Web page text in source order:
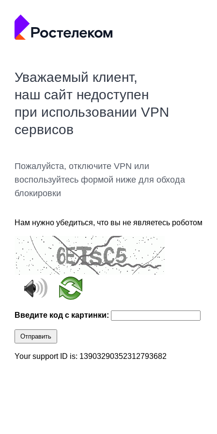
Уважаемый клиент,
наш сайт недоступен
при использовании VPN
сервисов
Пожалуйста, отключите VPN или
воспользуйтесь формой ниже для обхода
блокировки
Нам нужно убедиться, что вы не являетесь роботом
Введите код с картинки:
Отправить
Your support ID is: 13903290352312793682